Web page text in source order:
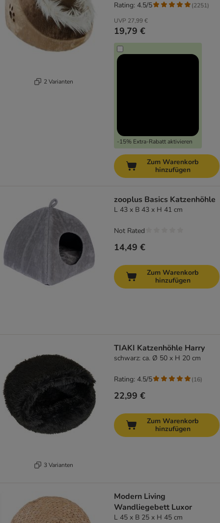
2 Varianten
UVP 27,99 €
19,79 €
-15% Extra-Rabatt aktivieren
Rating: 4.5/5 (2251)
Zum Warenkorb
hinzufügen
zooplus Basics Katzenhöhle
L 43 x B 43 x H 41 cm
14,49 €
Not Rated
Zum Warenkorb
hinzufügen
3 Varianten
TIAKI Katzenhöhle Harry
schwarz: ca. Ø 50 x H 20 cm
22,99 €
Rating: 4.5/5 (16)
Zum Warenkorb
hinzufügen
Modern Living
Wandliegebett Luxor
L 45 x B 25 x H 45 cm